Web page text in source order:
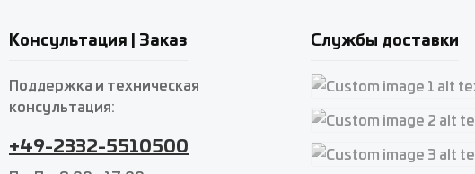
Консультация | Заказ
Поддержка и техническая
консультация:
+49-2332-5510500
Службы доставки
Custom image 1
Custom image 2